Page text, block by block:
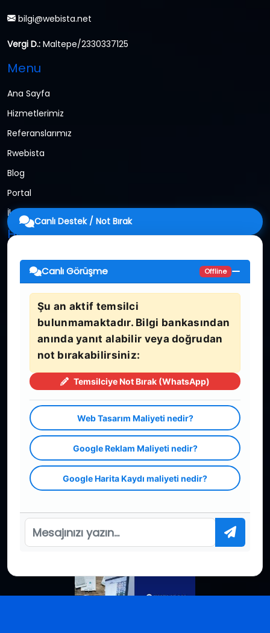
Canlı Destek / Not Bırak
Canlı Görüşme Offline
Şu an aktif temsilci
bulunmamaktadır. Bilgi bankasından
anında yanıt alabilir veya doğrudan
not bırakabilirsiniz:
Temsilciye Not Bırak (WhatsApp)
Web Tasarım Maliyeti nedir?
Google Reklam Maliyeti nedir?
Google Harita Kaydı maliyeti nedir?
bilgi@webista.net
Vergi D.: Maltepe/2330337125
Menu
Ana Sayfa
Hizmetlerimiz
Referanslarımız
Rwebista
Blog
Portal
İletişim
Hızlı Erişim
Web Tasarım
Web Yazılım
Google Reklam
Google İşletme Harita Kaydı
Google Seo
Android Uygulama Geliştirme
Sözleşme
Sosyal Medya